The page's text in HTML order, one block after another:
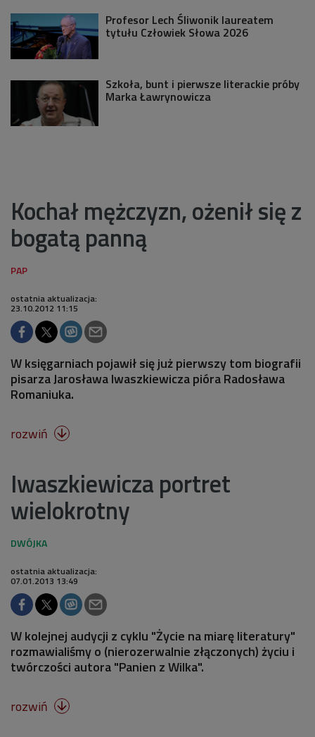
Profesor Lech Śliwonik laureatem
tytułu Człowiek Słowa 2026
Szkoła, bunt i pierwsze literackie próby
Marka Ławrynowicza
Kochał mężczyzn, ożenił się z
bogatą panną
ostatnia aktualizacja:
23.10.2012 11:15
W księgarniach pojawił się już pierwszy tom biografii
pisarza Jarosława Iwaszkiewicza pióra Radosława
Romaniuka.
rozwiń 
Iwaszkiewicza portret
wielokrotny
ostatnia aktualizacja:
07.01.2013 13:49
W kolejnej audycji z cyklu "Życie na miarę literatury"
rozmawialiśmy o (nierozerwalnie złączonych) życiu i
twórczości autora "Panien z Wilka".
rozwiń 